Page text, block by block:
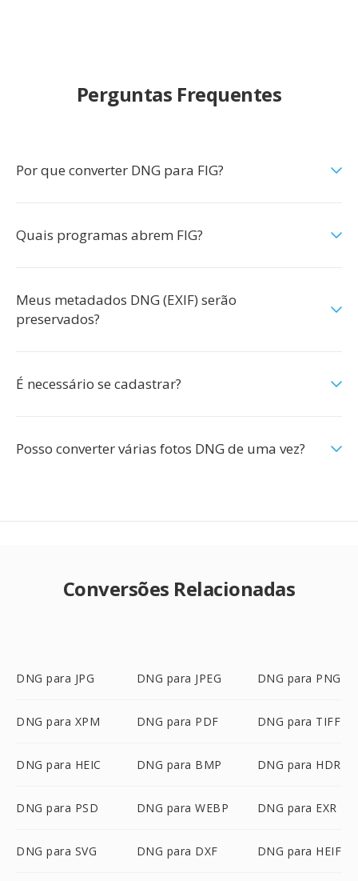
Perguntas Frequentes
Por que converter DNG para FIG?
Quais programas abrem FIG?
Meus metadados DNG (EXIF) serão
preservados?
É necessário se cadastrar?
Posso converter várias fotos DNG de uma vez?
Conversões Relacionadas
DNG para JPG DNG para JPEG DNG para PNG
DNG para XPM DNG para PDF DNG para TIFF
DNG para HEIC DNG para BMP DNG para HDR
DNG para PSD DNG para WEBP DNG para EXR
DNG para SVG DNG para DXF DNG para HEIF